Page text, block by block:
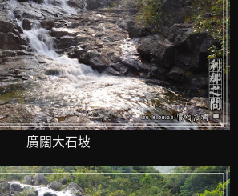
廣闊大石坡